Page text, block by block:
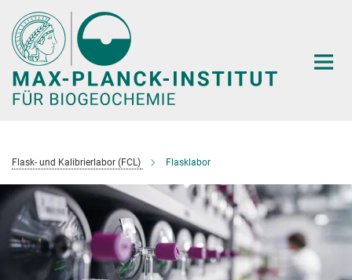
Hauptinhalt
Flask- und Kalibrierlabor (FCL) Flasklabor